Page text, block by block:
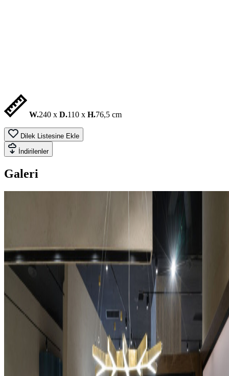
W.240 x D.110 x H.76,5 cm
Dilek Listesine Ekle
İndirilenler
Galeri